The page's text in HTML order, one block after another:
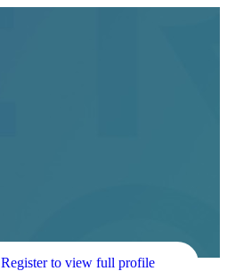
Register to view full profile